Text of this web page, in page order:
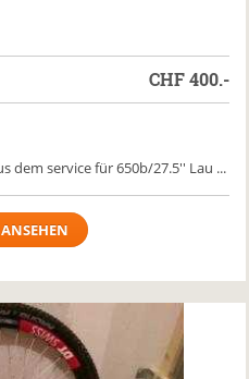
CHF400.-
dem service für 650b/27.5'' Lau ...